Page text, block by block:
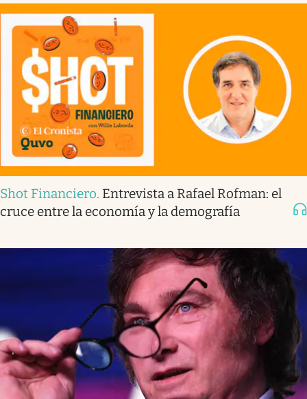
Shot Financiero. Entrevista a Rafael Rofman: el
cruce entre la economía y la demografía